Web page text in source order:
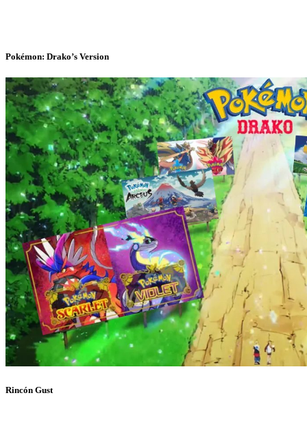
Pokémon: Drako’s Version
Rincón Gust